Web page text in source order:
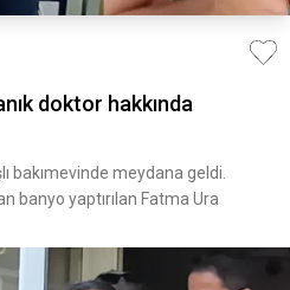
doktor hakkında
bakımevinde meydana geldi.
banyo yaptırılan Fatma Ura